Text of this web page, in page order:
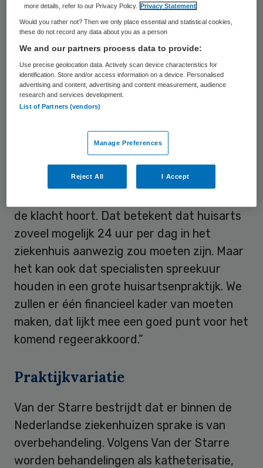
NVZ-directeur Margot van der Starre
eenvoudiger optimale, op de patiënt
toegesneden zorg geleverd worden.
“We moeten binnen de eerste en tweede lijn
samenwerken”, aldus Van der Starre in op
interview op Skipr.nl. “Het kan beter één
organisatie worden, waarbij je telkens kijkt
naar waar de zorg het beste wordt
geleverd, dat wil zeggen zo goedkoop en
goed mogelijk. Het gaat er om dat de
de klacht hoort. Dat betekent dat huisarts
zoveel mogelijk 24 uur per dag in het
ziekenhuis aanwezig zou moeten zijn. Maar
het kan ook dat specialisten spreekuur
houden in een grote huisartsenpraktijk. We
zullen er één financieel kader van moeten
maken, dat lijkt mee een goed punt voor het
komend regeerakkoord.”
Praktijkvariatie
Van der Starre bestrijdt dat er binnen de
Nederlandse ziekenhuizen sprake is van
overbehandeling. Volgens Van der Starre
worden behandelingen als katheterisatie,
more details, refer to our Privacy Policy.
Privacy Statement
Would you rather not? Then we only place essential and statistical cookies,
these do not record any data about you as a person
We and our partners process data to provide:
Use precise geolocation data. Actively scan device characteristics for
identification. Store and/or access information on a device. Personalised
advertising and content, advertising and content measurement, audience
research and services development.
List of Partners (vendors)
Manage Preferences
Reject All I Accept